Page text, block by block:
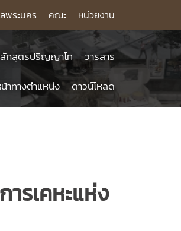
พระนคร คณะ หน่วยงาน
กสูตรปริญญาโท
วารสาร
าทางตำแหน่ง ดาวน์โหลด
รเคหะแห่ง